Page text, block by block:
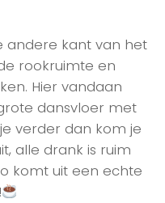
andere kant van het
rookruimte en
Hier vandaan
dansvloer met
verder dan kom je
alle drank is ruim
komt uit een echte